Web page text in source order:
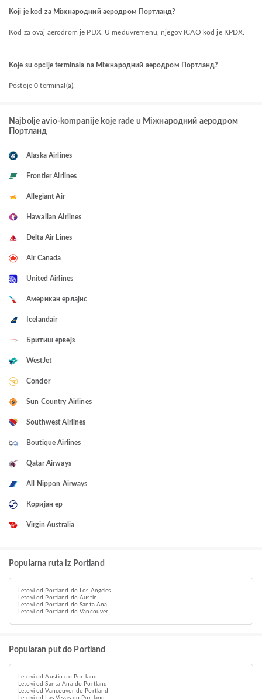
Koji je kod za Міжнародний аеродром Портланд?
Kôd za ovaj aerodrom je PDX. U međuvremenu, njegov ICAO kôd je KPDX.
Koje su opcije terminala na Міжнародний аеродром Портланд?
Postoje 0 terminal(a),
Najbolje avio-kompanije koje rade u Міжнародний аеродром
Портланд
Alaska Airlines
Frontier Airlines
Allegiant Air
Hawaiian Airlines
Delta Air Lines
Air Canada
United Airlines
Американ ерлајнс
Icelandair
Бритиш ервејз
WestJet
Condor
Sun Country Airlines
Southwest Airlines
Boutique Airlines
Qatar Airways
All Nippon Airways
Коријан ер
Virgin Australia
Popularna ruta iz Portland
Letovi od Portland do Los Angeles
Letovi od Portland do Austin
Letovi od Portland do Santa Ana
Letovi od Portland do Vancouver
Popularan put do Portland
Letovi od Austin do Portland
Letovi od Santa Ana do Portland
Letovi od Vancouver do Portland
Letovi od Las Vegas do Portland